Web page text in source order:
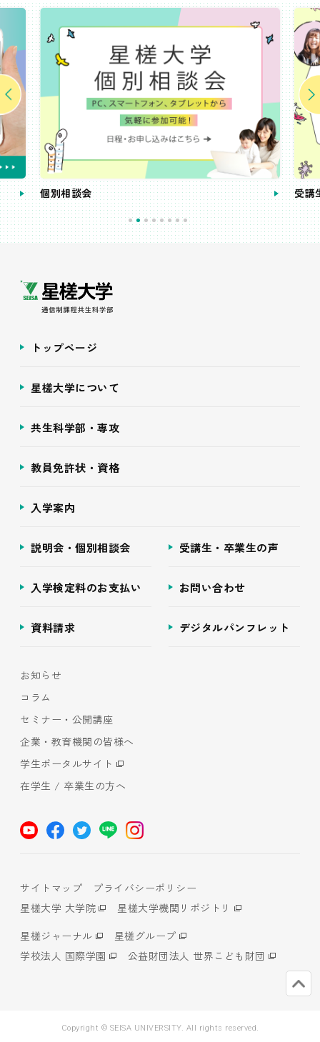
個別相談会 受講
トップページ
星槎大学について
共生科学部・専攻
教員免許状・資格
入学案内
説明会・個別相談会 受講生・卒業生の声
入学検定料のお支払い お問い合わせ
資料請求 デジタルパンフレット
お知らせ
コラム
セミナー・公開講座
企業・教育機関の皆様へ
学生ポータルサイト
在学生 / 卒業生の方へ
サイトマップ
プライバシーポリシー
星槎大学 大学院
星槎大学機関リポジトリ
星槎ジャーナル
星槎グループ
学校法人 国際学園
公益財団法人 世界こども財団
Copyright © SEISA UNIVERSITY. All rights reserved.